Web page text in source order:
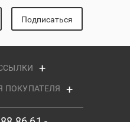
Подписаться